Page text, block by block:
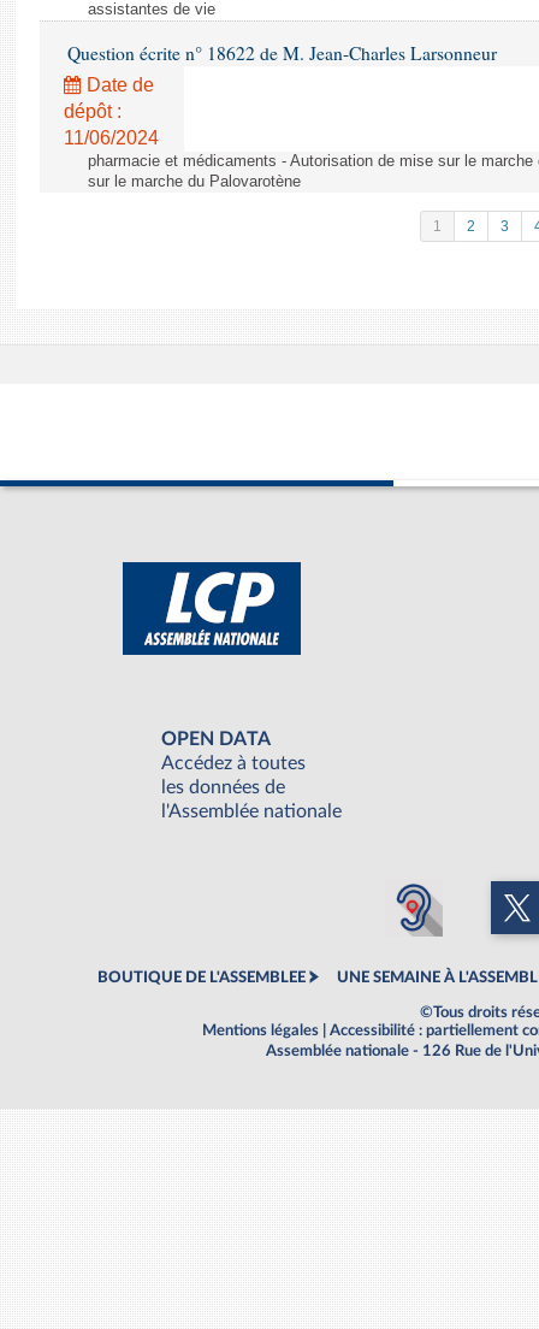
assistantes de vie
Question écrite n° 18622 de M. Jean-Charles Larsonneur
Date de
dépôt :
11/06/2024
pharmacie et médicaments - Autorisation de mise sur le
sur le marche du Palovarotène
1 2 3
OPEN DATA
Accédez à toutes
les données de
l'Assemblée nationale
BOUTIQUE DE L'ASSEMBLEE UNE SEMAINE À
©Tous droits
Mentions légales
Accessibilité : partiellement
Assemblée nationale - 126 Rue de